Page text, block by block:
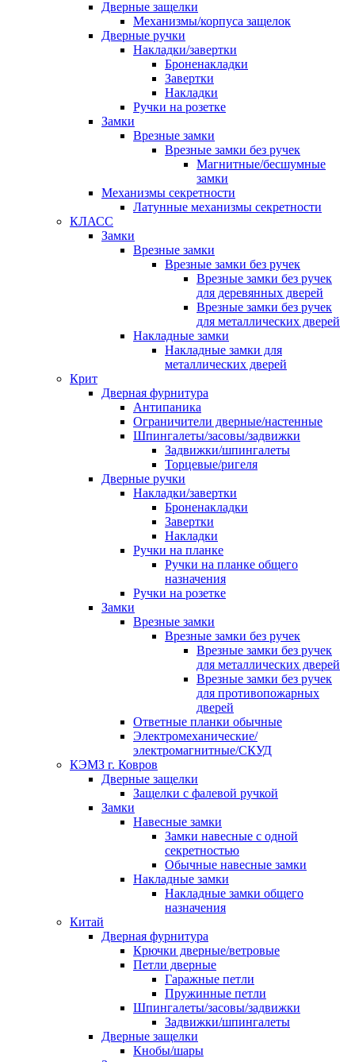
Дверные защелки
Механизмы/корпуса защелок
Дверные ручки
Накладки/завертки
Броненакладки
Завертки
Накладки
Ручки на розетке
Замки
Врезные замки
Врезные замки без ручек
Магнитные/бесшумные
замки
Механизмы секретности
Латунные механизмы секретности
КЛАСС
Замки
Врезные замки
Врезные замки без ручек
Врезные замки без ручек
для деревянных дверей
Врезные замки без ручек
для металлических дверей
Накладные замки
Накладные замки для
металлических дверей
Крит
Дверная фурнитура
Антипаника
Ограничители дверные/настенные
Шпингалеты/засовы/задвижки
Задвижки/шпингалеты
Торцевые/ригеля
Дверные ручки
Накладки/завертки
Броненакладки
Завертки
Накладки
Ручки на планке
Ручки на планке общего
назначения
Ручки на розетке
Замки
Врезные замки
Врезные замки без ручек
Врезные замки без ручек
для металлических дверей
Врезные замки без ручек
для противопожарных
дверей
Ответные планки обычные
Электромеханические/
электромагнитные/СКУД
КЭМЗ г. Ковров
Дверные защелки
Защелки с фалевой ручкой
Замки
Навесные замки
Замки навесные с одной
секретностью
Обычные навесные замки
Накладные замки
Накладные замки общего
назначения
Китай
Дверная фурнитура
Крючки дверные/ветровые
Петли дверные
Гаражные петли
Пружинные петли
Шпингалеты/засовы/задвижки
Задвижки/шпингалеты
Дверные защелки
Кнобы/шары